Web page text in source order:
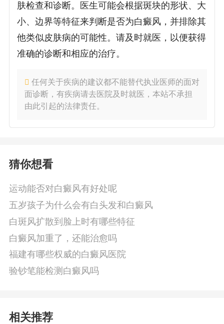
肤检查和诊断。医生可能会根据斑块的形状、大
小、边界等特征来判断是否为白癜风，并排除其
他类似皮肤病的可能性。请及时就医，以便获得
准确的诊断和相应的治疗。
任何关于疾病的建议都不能替代执业医师的面对
面诊断，有疾病请去医院及时就医，本站不承担
由此引起的法律责任。
猜你想看
运动能否对白癜风有好处呢
五岁孩子为什么会有白头发和白癜风
白斑风扩散到脸上时有哪些特征
白癜风加重了，还能治愈吗
福建有哪些权威的白癜风医院
验钞笔能检测白癜风吗
相关推荐